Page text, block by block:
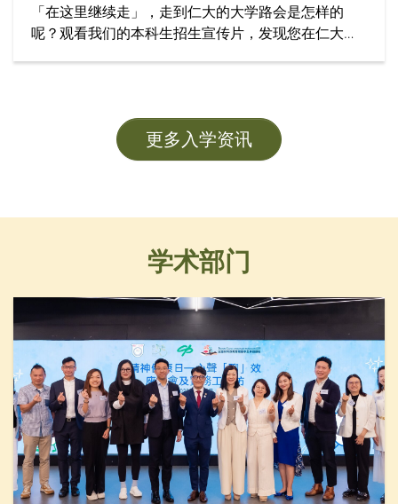
「在这里继续走」，走到仁大的大学路会是怎样的
呢？观看我们的本科生招生宣传片，发现您在仁大学
更多入学资讯
学术部门